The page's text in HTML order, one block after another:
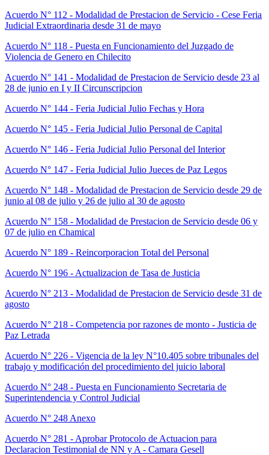
Acuerdo N° 112 - Modalidad de Prestacion de Servicio - Cese Feria
Judicial Extraordinaria desde 31 de mayo
Acuerdo N° 118 - Puesta en Funcionamiento del Juzgado de
Violencia de Genero en Chilecito
Acuerdo N° 141 - Modalidad de Prestacion de Servicio desde 23 al
28 de junio en I y II Circunscripcion
Acuerdo N° 144 - Feria Judicial Julio Fechas y Hora
Acuerdo N° 145 - Feria Judicial Julio Personal de Capital
Acuerdo N° 146 - Feria Judicial Julio Personal del Interior
Acuerdo N° 147 - Feria Judicial Julio Jueces de Paz Legos
Acuerdo N° 148 - Modalidad de Prestacion de Servicio desde 29 de
junio al 08 de julio y 26 de julio al 30 de agosto
Acuerdo N° 158 - Modalidad de Prestacion de Servicio desde 06 y
07 de julio en Chamical
Acuerdo N° 189 - Reincorporacion Total del Personal
Acuerdo N° 196 - Actualizacion de Tasa de Justicia
Acuerdo N° 213 - Modalidad de Prestacion de Servicio desde 31 de
agosto
Acuerdo N° 218 - Competencia por razones de monto - Justicia de
Paz Letrada
Acuerdo N° 226 - Vigencia de la ley N°10.405 sobre tribunales del
trabajo y modificación del procedimiento del juicio laboral
Acuerdo N° 248 - Puesta en Funcionamiento Secretaria de
Superintendencia y Control Judicial
Acuerdo N° 248 Anexo
Acuerdo N° 281 - Aprobar Protocolo de Actuacion para
Declaracion Testimonial de NN y A - Camara Gesell